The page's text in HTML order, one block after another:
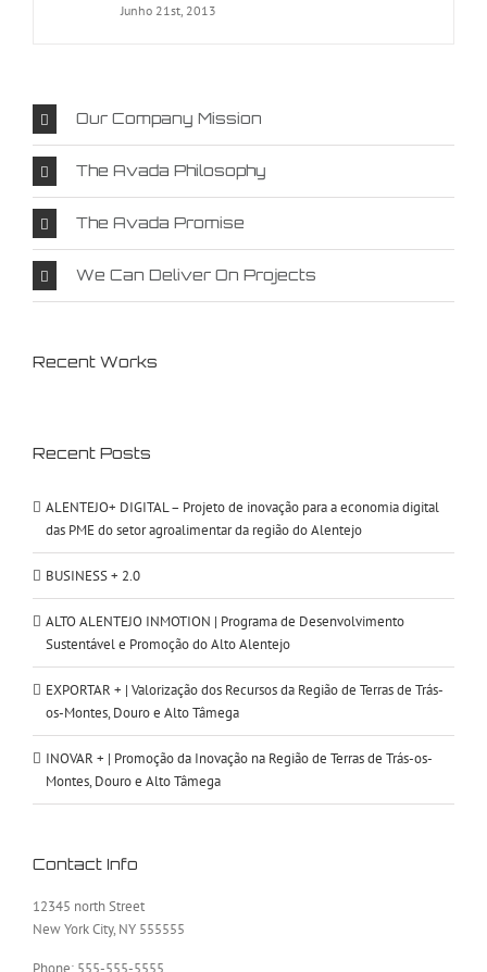
Junho 21st, 2013
Our Company Mission
The Avada Philosophy
The Avada Promise
We Can Deliver On Projects
Recent Works
Recent Posts
ALENTEJO+ DIGITAL – Projeto de inovação para a economia digital
das PME do setor agroalimentar da região do Alentejo
BUSINESS + 2.0
ALTO ALENTEJO INMOTION | Programa de Desenvolvimento
Sustentável e Promoção do Alto Alentejo
EXPORTAR + | Valorização dos Recursos da Região de Terras de Trás-
os-Montes, Douro e Alto Tâmega
INOVAR + | Promoção da Inovação na Região de Terras de Trás-os-
Montes, Douro e Alto Tâmega
Contact Info
12345 north Street
New York City, NY 555555